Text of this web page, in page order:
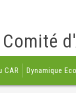
Comité
CAR Dynamique